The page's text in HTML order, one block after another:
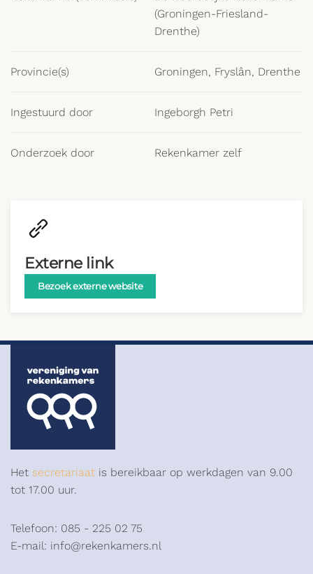
(Groningen-Friesland-
Drenthe)
Provincie(s) Groningen, Fryslân, Drenthe
Ingestuurd door Ingeborgh Petri
Onderzoek door Rekenkamer zelf
Externe link
Bezoek externe website
Het secretariaat is bereikbaar op werkdagen van 9.00
tot 17.00 uur.
Telefoon: 085 - 225 02 75
E-mail: info@rekenkamers.nl